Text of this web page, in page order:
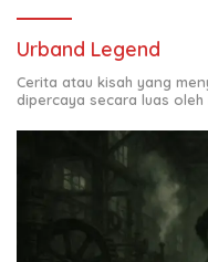
Urband Legend
Cerita atau kisah yang
dipercaya secara luas